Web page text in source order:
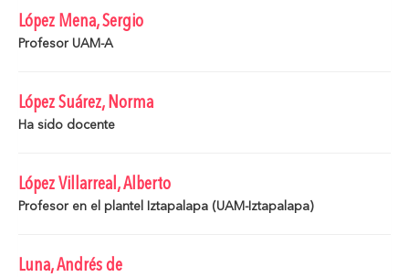
López Mena, Sergio
Profesor UAM-A
López Suárez, Norma
Ha sido docente
López Villarreal, Alberto
Profesor en el plantel Iztapalapa (UAM-Iztapalapa)
Luna, Andrés de